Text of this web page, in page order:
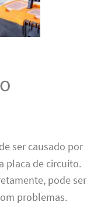
ser causado por
placa de circuito.
pode ser
problemas.